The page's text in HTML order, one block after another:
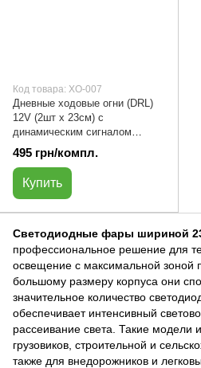
Код товара: ХО-007
Дневные ходовые огни (DRL)
12V (2шт х 23см) с
динамическим сигналом
поворота | ХО-007
495 грн/компл.
Купить
Светодиодные фары шириной
профессиональное решение для
освещение с максимальной зоной
большому размеру корпуса они
значительное количество
обеспечивает интенсивный
рассеивание света. Такие модели
грузовиков, строительной и
также для внедорожников и